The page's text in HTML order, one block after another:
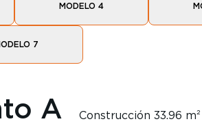
MODELO 4
7
A Construcción 33.96 m²